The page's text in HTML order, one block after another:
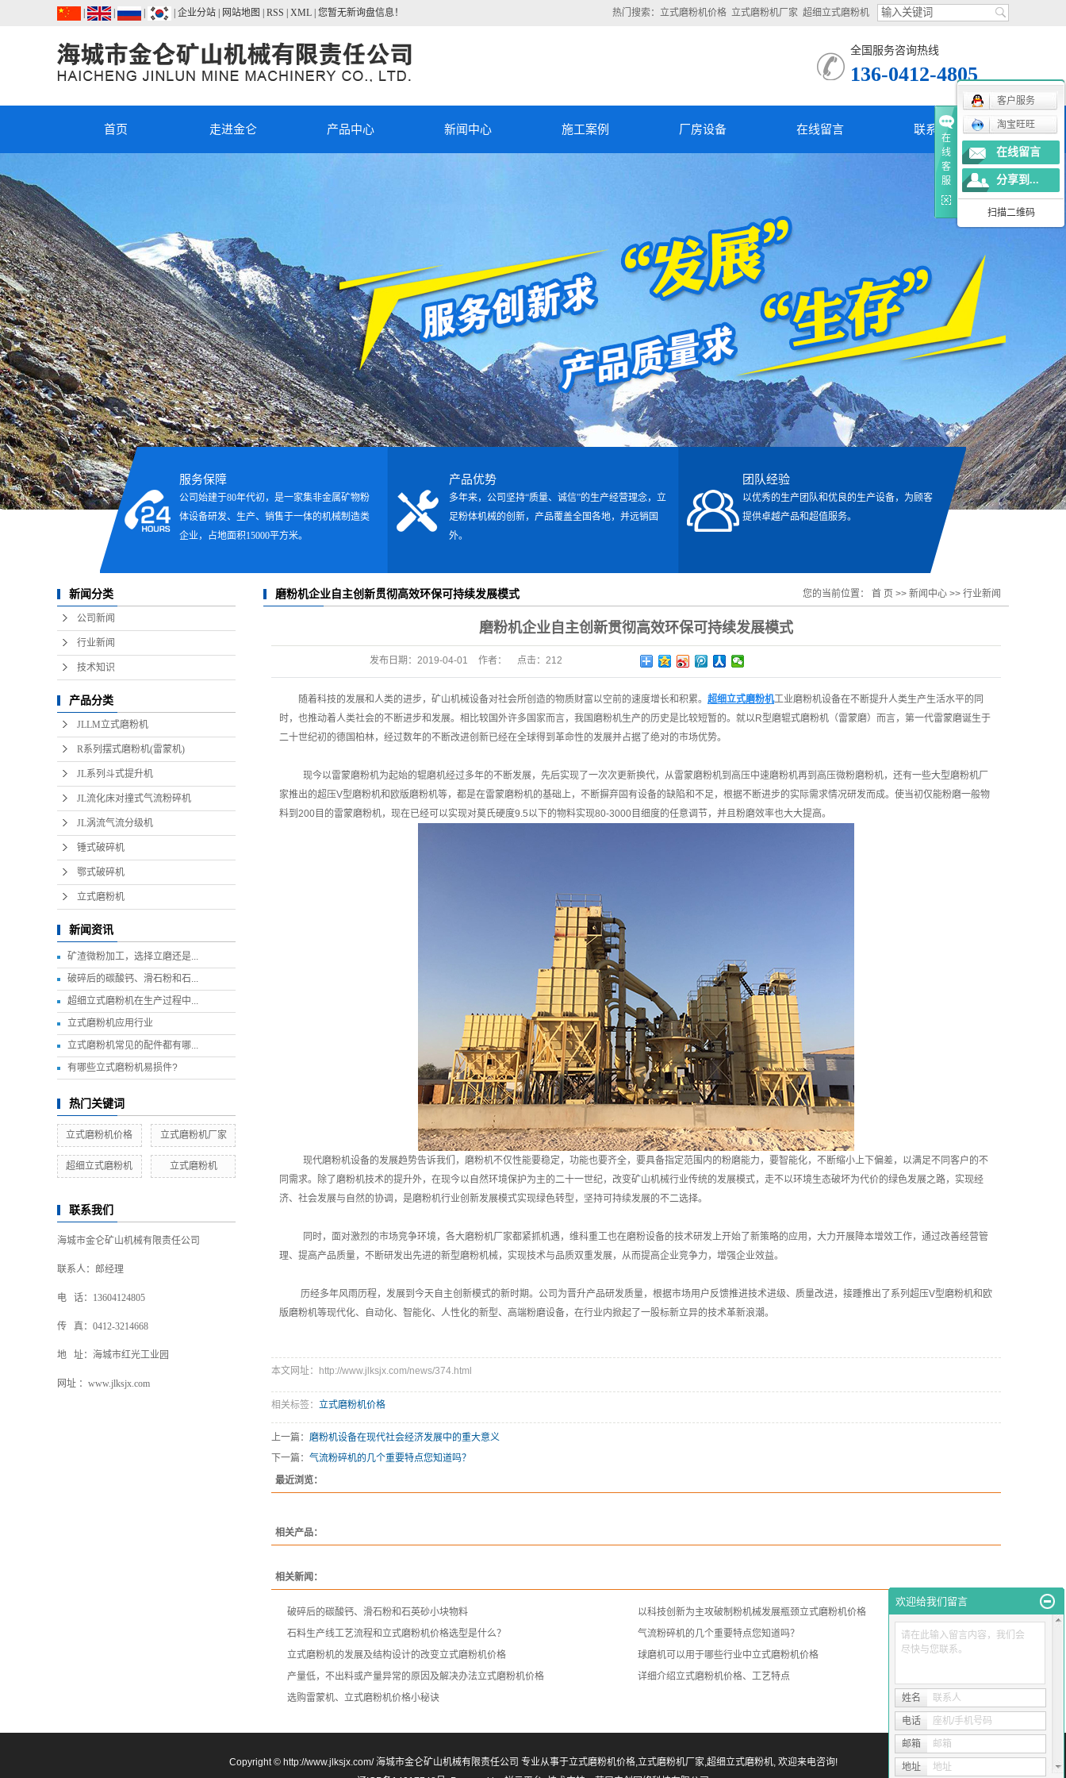
企业分站 网站地图 RSS XML 您暂无新询盘信息！ 热门搜索： 立式磨粉机价格 立式磨粉机厂家 超细立式磨粉机
全国服务咨询热线
136-0412-4805
首页
走进金仑
产品中心
式气流粉碎机
JL涡流气流分
级机
锤式破碎机
鄂式破碎机
立式磨粉机
新闻中心
施工案例
厂房设备 在线留言 联系我们
服务保障
公司始建于80年代初，是一家集非金属矿物粉
体设备研发、生产、销售于一体的机械制造类
企业，占地面积15000平方米。
产品优势
多年来，公司坚持“质量、诚信”的生产经营理念，立
足粉体机械的创新，产品覆盖全国各地，并远销国
外。
团队经验
以优秀的生产团队和优良的生产设备，为顾客
提供卓越产品和超值服务。
新闻分类
公司新闻
行业新闻
技术知识
产品分类
JLLM立式磨粉机
R系列摆式磨粉机(雷蒙机)
JL系列斗式提升机
JL流化床对撞式气流粉碎机
JL涡流气流分级机
锤式破碎机
鄂式破碎机
立式磨粉机
新闻资讯
矿渣微粉加工，选择立磨还是...
破碎后的碳酸钙、滑石粉和石...
超细立式磨粉机在生产过程中...
立式磨粉机应用行业
立式磨粉机常见的配件都有哪...
有哪些立式磨粉机易损件?
热门关键词
立式磨粉机价格 立式磨粉机厂家
超细立式磨粉机 立式磨粉机
联系我们
海城市金仑矿山机械有限责任公司
联系人：郎经理
电 话：13604124805
传 真：0412-3214668
地 址：海城市红光工业园
网址 ：www.jlksjx.com
磨粉机企业自主创新贯彻高效环保可持续发展模式 您的当前位置： 首 页 >> 新闻中心 >> 行业新闻
磨粉机企业自主创新贯彻高效环保可持续发展模式
发布日期： 2019-04-01 作者： 点击： 212
随着科技的发展和人类的进步，矿山机械设备对社会所创造的物质财富以空前的速度增长和积累。 超细立式磨粉机工业磨粉机设备在不断提升人类生产生活水平的同
时，也推动着人类社会的不断进步和发展。相比较国外许多国家而言，我国磨粉机生产的历史是比较短暂的。就以R型磨辊式磨粉机（雷蒙磨）而言，第一代雷蒙磨诞生于
二十世纪初的德国柏林，经过数年的不断改进创新已经在全球得到革命性的发展并占据了绝对的市场优势。
现今以雷蒙磨粉机为起始的辊磨机经过多年的不断发展，先后实现了一次次更新换代，从雷蒙磨粉机到高压中速磨粉机再到高压微粉磨粉机，还有一些大型磨粉机厂
家推出的超压V型磨粉机和欧版磨粉机等，都是在雷蒙磨粉机的基础上，不断摒弃固有设备的缺陷和不足，根据不断进步的实际需求情况研发而成。使当初仅能粉磨一般物
料到200目的雷蒙磨粉机，现在已经可以实现对莫氏硬度9.5以下的物料实现80-3000目细度的任意调节，并且粉磨效率也大大提高。
现代磨粉机设备的发展趋势告诉我们，磨粉机不仅性能要稳定，功能也要齐全，要具备指定范围内的粉磨能力，要智能化，不断缩小上下偏差，以满足不同客户的不
同需求。除了磨粉机技术的提升外，在现今以自然环境保护为主的二十一世纪，改变矿山机械行业传统的发展模式，走不以环境生态破坏为代价的绿色发展之路，实现经
济、社会发展与自然的协调，是磨粉机行业创新发展模式实现绿色转型，坚持可持续发展的不二选择。
同时，面对激烈的市场竞争环境，各大磨粉机厂家都紧抓机遇，维科重工也在磨粉设备的技术研发上开始了新策略的应用，大力开展降本增效工作，通过改善经营管
理、提高产品质量，不断研发出先进的新型磨粉机械，实现技术与品质双重发展，从而提高企业竞争力，增强企业效益。
历经多年风雨历程，发展到今天自主创新模式的新时期。公司为晋升产品研发质量，根据市场用户反馈推进技术进级、质量改进，接踵推出了系列超压V型磨粉机和欧
版磨粉机等现代化、自动化、智能化、人性化的新型、高端粉磨设备，在行业内掀起了一股标新立异的技术革新浪潮。
本文网址：http://www.jlksjx.com/news/374.html
相关标签： 立式磨粉机价格
上一篇： 磨粉机设备在现代社会经济发展中的重大意义
下一篇： 气流粉碎机的几个重要特点您知道吗？
最近浏览：
相关产品：
相关新闻：
破碎后的碳酸钙、滑石粉和石英砂小块物料
以科技创新为主攻破制粉机械发展瓶颈立式磨粉机价格
石料生产线工艺流程和立式磨粉机价格选型是什么？
气流粉碎机的几个重要特点您知道吗？
立式磨粉机的发展及结构设计的改变立式磨粉机价格
球磨机可以用于哪些行业中立式磨粉机价格
产量低，不出料或产量异常的原因及解决办法立式磨粉机价格
详细介绍立式磨粉机价格、工艺特点
选购雷蒙机、立式磨粉机价格小秘诀
Copyright © http://www.jlksjx.com/ 海城市金仑矿山机械有限责任公司 专业从事于立式磨粉机价格,立式磨粉机厂家,超细立式磨粉机, 欢迎来电咨询!
在
线
客
服
客户服务
淘宝旺旺
在线留言
分享到...
扫描二维码
欢迎给我们留言
请在此输入留言内容，我们会
尽快与您联系。
姓名 联系人
电话 座机/手机号码
邮箱 邮箱
地址 地址